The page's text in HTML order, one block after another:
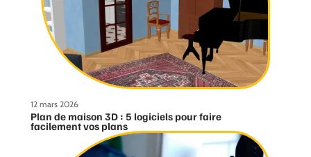
12 mars 2026
Plan de maison 3D : 5 logiciels pour faire
facilement vos plans